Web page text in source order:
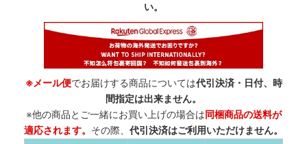
い。
※メール便でお届けする商品については代引決済・日付、時
間指定は出来ません。
※他の商品とご一緒にお買い上げの場合は同梱商品の送料が
適応されます。 その際、 代引決済はご利用いただけません。